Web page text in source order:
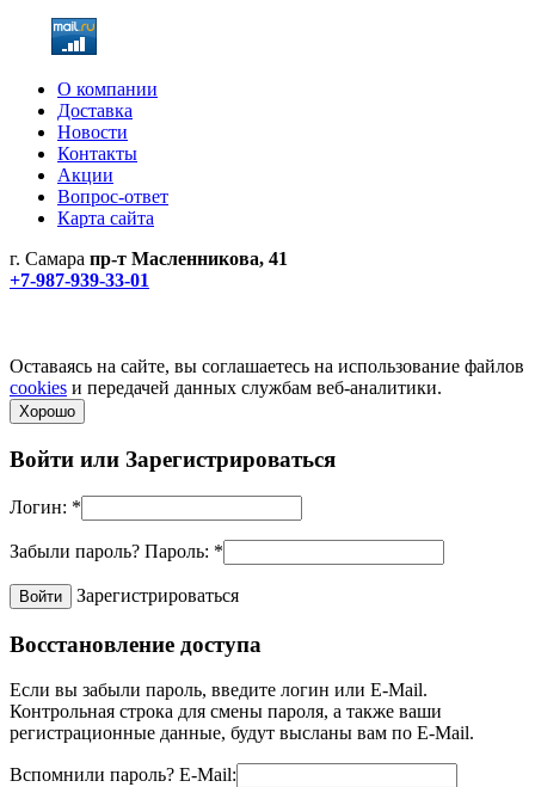
О компании
Доставка
Новости
Контакты
Акции
Вопрос-ответ
Карта сайта
г. Самара пр-т Масленникова, 41
+7-987-939-33-01
Оставаясь на сайте, вы соглашаетесь на использование файлов
cookies и передачей данных службам веб-аналитики.
Хорошо
Войти или Зарегистрироваться
Логин: *
Забыли пароль? Пароль: *
Зарегистрироваться
Восстановление доступа
Если вы забыли пароль, введите логин или E-Mail.
Контрольная строка для смены пароля, а также ваши
регистрационные данные, будут высланы вам по E-Mail.
Вспомнили пароль? E-Mail: